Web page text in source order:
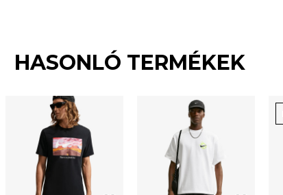
HASONLÓ TERMÉKEK